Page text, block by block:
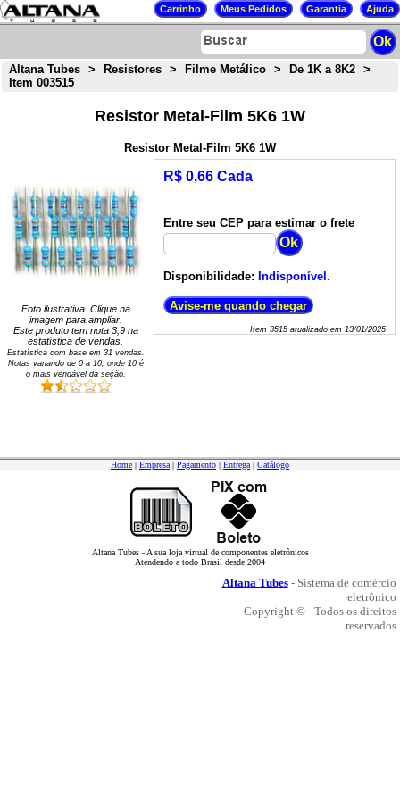
Altana Tubes > Resistores > Filme Metálico > De 1K a 8K2
>
Item 003515
Resistor Metal-Film 5K6 1W
Resistor Metal-Film 5K6 1W
Foto ilustrativa. Clique na
imagem para ampliar.
Este produto tem nota 3,9na
estatística de vendas.
Estatística com base em 31vendas.
Notas variando de 0a 10, onde 10 é
o mais vendável da seção.
R$ 0,66 Cada
Entre seu CEP para estimar o frete
Disponibilidade: Indisponível.
Item 3515atualizado em 13/01/2025
Home | Empresa | Pagamento | Entrega | Catálogo
Altana Tubes - A sua loja virtual de componentes eletrônicos
Atendendo a todo Brasil desde 2004
Altana Tubes- Sistema de comércio
eletrônico
Copyright © - Todos os direitos
reservados